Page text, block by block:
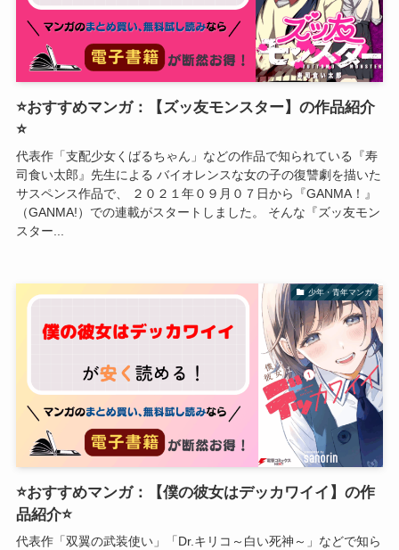
⭐おすすめマンガ：【ズッ友モンスター】の作品紹介
⭐
代表作「支配少女くばるちゃん」などの作品で知られている『寿
司食い太郎』先生による バイオレンスな女の子の復讐劇を描いた
サスペンス作品で、 ２０２１年０９月０７日から『GANMA！』
（GANMA!）での連載がスタートしました。 そんな『ズッ友モン
スター...
少年・青年マンガ
⭐おすすめマンガ：【僕の彼女はデッカワイイ】の作
品紹介⭐
代表作「双翼の武装使い」「Dr.キリコ～白い死神～」などで知ら